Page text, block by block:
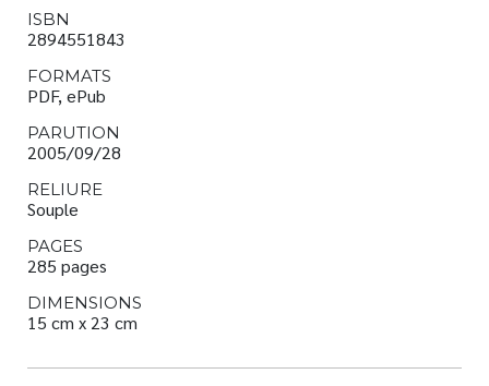
ISBN
2894551843
FORMATS
PDF, ePub
PARUTION
2005/09/28
RELIURE
Souple
PAGES
285 pages
DIMENSIONS
15 cm x 23 cm